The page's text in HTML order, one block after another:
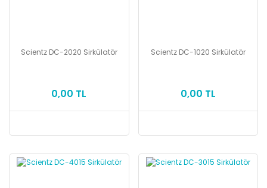
Scientz DC-2020 Sirkülatör
0,00 TL
Scientz DC-1020 Sirkülatör
0,00 TL